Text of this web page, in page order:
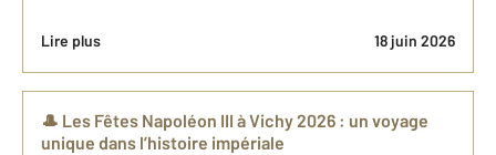
Lire plus 18 juin 2026
🎩 Les Fêtes Napoléon III à Vichy 2026 : un voyage
unique dans l’histoire impériale